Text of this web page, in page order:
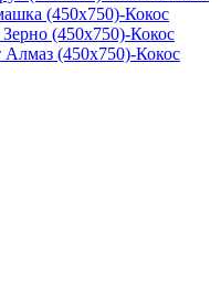
(450х750)-Кокос
Зерно (450х750)-Кокос
Алмаз (450х750)-Кокос